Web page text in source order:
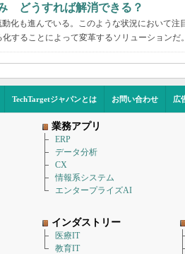
どうすれば解消できる？
化も進んでいる。このような状況において注
することによって変革するソリューションだ。
TechTargetジャパンとは お問い合わせ 広
業務アプリ
ERP
データ分析
CX
情報系システム
エンタープライズAI
インダストリー
医療IT
教育IT